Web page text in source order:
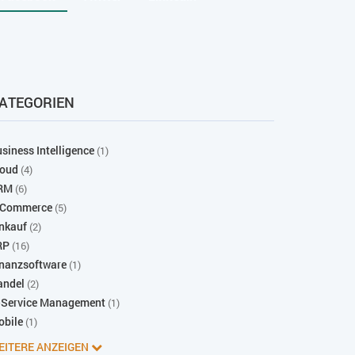
Intelligence (1)
(4)
(6)
(5)
(2)
(16)
(1)
(2)
Service Management (1)
(1)
ANZEIGEN